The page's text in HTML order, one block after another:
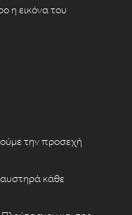
η εικόνα του
την προσεχή
κάθε